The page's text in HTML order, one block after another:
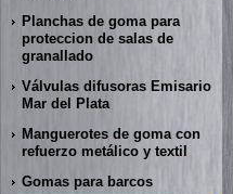
Planchas de goma para
proteccion de salas de
granallado
Válvulas difusoras Emisario
Mar del Plata
Manguerotes de goma con
refuerzo metálico y textil
Gomas para barcos